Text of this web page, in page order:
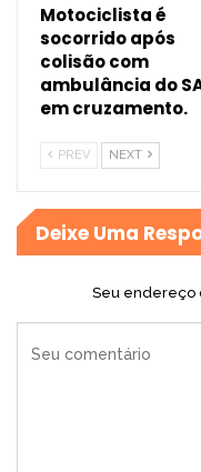
Motociclista é
socorrido após
colisão com
ambulância do
em cruzamento.
PREV NEXT
Deixe Uma
Seu endereço